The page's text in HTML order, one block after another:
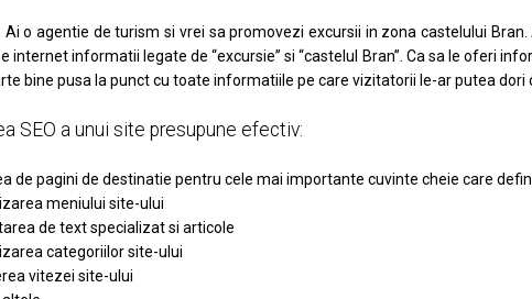
Ai o agentie de turism si vrei sa promovezi excursii in zona castelului
internet informatii legate de “excursie” si “castelul Bran”. Ca sa le oferi
bine pusa la punct cu toate informatiile pe care vizitatorii le-ar putea dori
SEO a unui site presupune efectiv:
de pagini de destinatie pentru cele mai importante cuvinte cheie care
meniului site-ului
de text specializat si articole
categoriilor site-ului
vitezei site-ului